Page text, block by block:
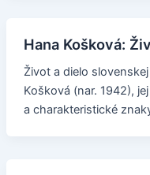
Hana Košková:
Život a dielo
Košková (nar. 1942),
a charakteristické